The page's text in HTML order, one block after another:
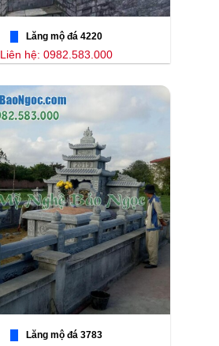
Lăng mộ đá 4220
Liên hệ: 0982.583.000
Lăng mộ đá 3783